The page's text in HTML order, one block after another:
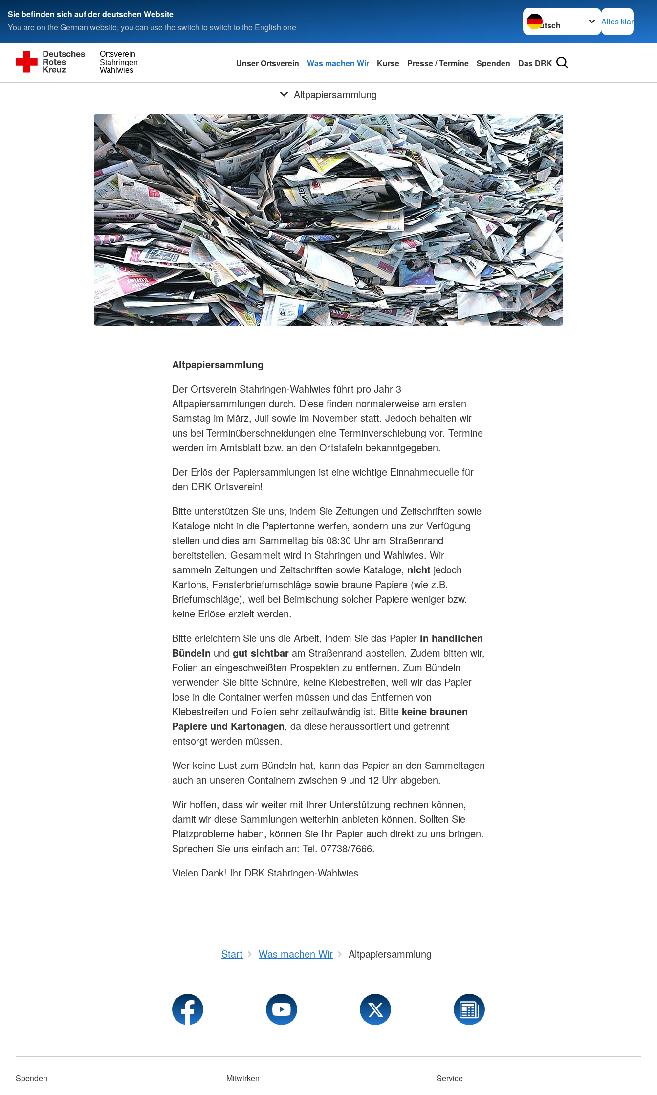
Sie befinden sich auf der deutschen Website
You are on the German website, you can use the switch to switch to the English one
Sprache wechseln zu
Alles klar
Wahlwies
Stahringen
Ortsverein
Unser Ortsverein Was machen Wir Kurse Presse / Termine Spenden Das DRK
Altpapiersammlung
Altpapiersammlung
Der Ortsverein Stahringen-Wahlwies führt pro Jahr 3
Altpapiersammlungen durch. Diese finden normalerweise am ersten
Samstag im März, Juli sowie im November statt. Jedoch behalten wir
uns bei Terminüberschneidungen eine Terminverschiebung vor. Termine
werden im Amtsblatt bzw. an den Ortstafeln bekanntgegeben.
Der Erlös der Papiersammlungen ist eine wichtige Einnahmequelle für
den DRK Ortsverein!
Bitte unterstützen Sie uns, indem Sie Zeitungen und Zeitschriften sowie
Kataloge nicht in die Papiertonne werfen, sondern uns zur Verfügung
stellen und dies am Sammeltag bis 08:30 Uhr am Straßenrand
bereitstellen. Gesammelt wird in Stahringen und Wahlwies. Wir
sammeln Zeitungen und Zeitschriften sowie Kataloge, nicht jedoch
Kartons, Fensterbriefumschläge sowie braune Papiere (wie z.B.
Briefumschläge), weil bei Beimischung solcher Papiere weniger bzw.
keine Erlöse erzielt werden.
Bitte erleichtern Sie uns die Arbeit, indem Sie das Papier in handlichen
Bündeln und gut sichtbar am Straßenrand abstellen. Zudem bitten wir,
Folien an eingeschweißten Prospekten zu entfernen. Zum Bündeln
verwenden Sie bitte Schnüre, keine Klebestreifen, weil wir das Papier
lose in die Container werfen müssen und das Entfernen von
Klebestreifen und Folien sehr zeitaufwändig ist. Bitte keine braunen
Papiere und Kartonagen, da diese heraussortiert und getrennt
entsorgt werden müssen.
Wer keine Lust zum Bündeln hat, kann das Papier an den Sammeltagen
auch an unseren Containern zwischen 9 und 12 Uhr abgeben.
Wir hoffen, dass wir weiter mit Ihrer Unterstützung rechnen können,
damit wir diese Sammlungen weiterhin anbieten können. Sollten Sie
Platzprobleme haben, können Sie Ihr Papier auch direkt zu uns bringen.
Sprechen Sie uns einfach an: Tel. 07738/7666.
Vielen Dank! Ihr DRK Stahringen-Wahlwies
Start Was machen Wir Altpapiersammlung
Spenden
Mitwirken
Service